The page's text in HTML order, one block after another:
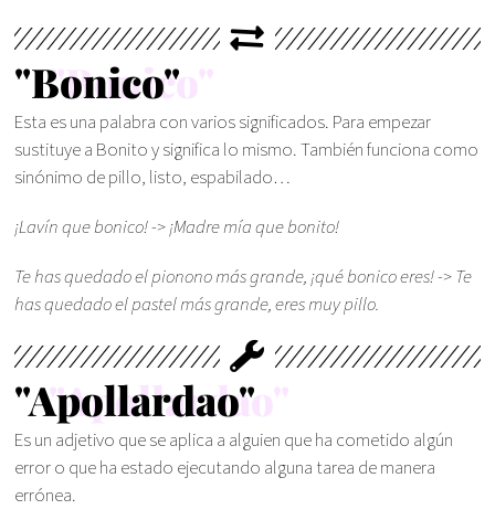
"Bonico"
Esta es una palabra con varios significados. Para empezar
sustituye a Bonito y significa lo mismo. También funciona como
sinónimo de pillo, listo, espabilado…
¡Lavín que bonico! -> ¡Madre mía que bonito!
Te has quedado el pionono más grande, ¡qué bonico eres! -> Te
has quedado el pastel más grande, eres muy pillo.
"Apollardao"
Es un adjetivo que se aplica a alguien que ha cometido algún
error o que ha estado ejecutando alguna tarea de manera
errónea.